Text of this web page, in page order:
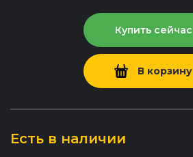
Купить сейчас
В корзину
Есть в наличии